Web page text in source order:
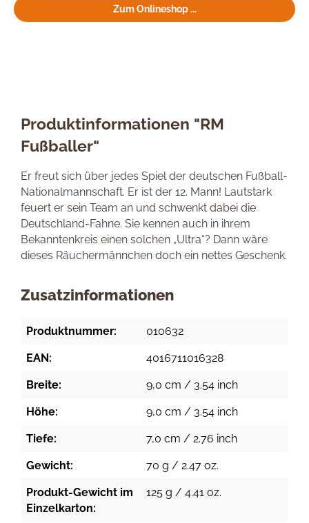
Zum Onlineshop ...
Produktinformationen "RM
Fußballer"
Er freut sich über jedes Spiel der deutschen Fußball-
Nationalmannschaft. Er ist der 12. Mann! Lautstark
feuert er sein Team an und schwenkt dabei die
Deutschland-Fahne. Sie kennen auch in ihrem
Bekanntenkreis einen solchen „Ultra“? Dann wäre
dieses Räuchermännchen doch ein nettes Geschenk.
Zusatzinformationen
Produktnummer: 010632
EAN: 4016711016328
Breite: 9,0 cm / 3.54 inch
Höhe: 9,0 cm / 3.54 inch
Tiefe: 7,0 cm / 2.76 inch
Gewicht: 70 g / 2.47 oz.
Produkt-Gewicht im
Einzelkarton:
125 g / 4.41 oz.